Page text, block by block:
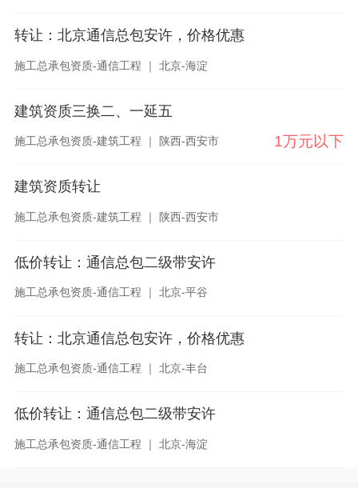
转让：北京通信总包安许，价格优惠
施工总承包资质-通信工程 ｜ 北京-海淀
建筑资质三换二、一延五
施工总承包资质-建筑工程 ｜ 陕西-西安市 1万元以下
建筑资质转让
施工总承包资质-建筑工程 ｜ 陕西-西安市
低价转让：通信总包二级带安许
施工总承包资质-通信工程 ｜ 北京-平谷
转让：北京通信总包安许，价格优惠
施工总承包资质-通信工程 ｜ 北京-丰台
低价转让：通信总包二级带安许
施工总承包资质-通信工程 ｜ 北京-海淀